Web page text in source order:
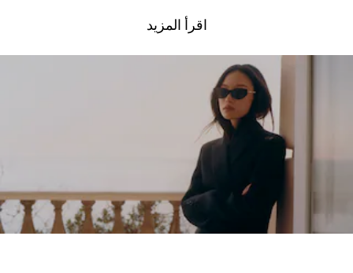
اقرأ المزيد